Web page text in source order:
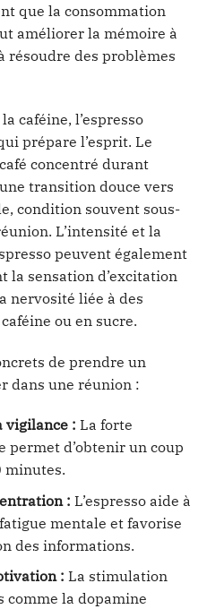
que la consommation
améliorer la mémoire à
résoudre des problèmes
caféine, l’espresso
prépare l’esprit. Le
concentré durant
transition douce vers
condition souvent sous-
L’intensité et la
peuvent également
la sensation d’excitation
nervosité liée à des
ou en sucre.
de prendre un
dans une réunion :
vigilance : La forte
permet d’obtenir un coup
minutes.
: L’espresso aide à
mentale et favorise
des informations.
: La stimulation
comme la dopamine